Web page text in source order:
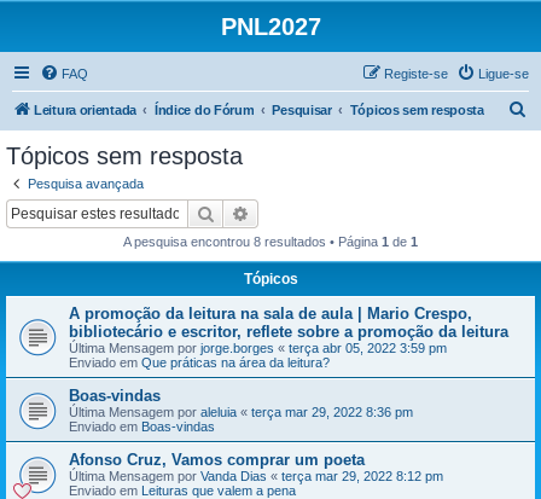
PNL2027
FAQ Ligue-se
Registe-se
Leitura orientada Índice do Fórum Pesquisar Tópicos sem resposta
Tópicos sem resposta
Pesquisa avançada
Pesquisar
A pesquisa encontrou 8 resultados • Página 1 de 1
Tópicos
A promoção da leitura na sala de aula | Mario Crespo,
bibliotecário e escritor, reflete sobre a promoção da leitura
Última Mensagem por jorge.borges « terça abr 05, 2022 3:59 pm
Enviado em Que práticas na área da leitura?
Boas-vindas
Última Mensagem por aleluia « terça mar 29, 2022 8:36 pm
Enviado em Boas-vindas
Afonso Cruz, Vamos comprar um poeta
Última Mensagem por Vanda Dias « terça mar 29, 2022 8:12 pm
Enviado em Leituras que valem a pena